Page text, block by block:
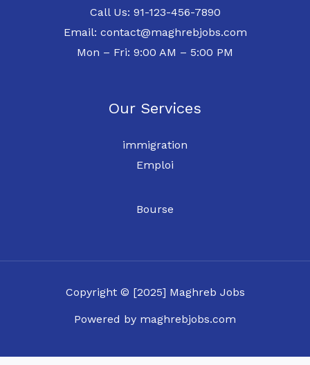
Call Us: 91-123-456-7890
Email: contact@maghrebjobs.com
Mon – Fri: 9:00 AM – 5:00 PM
Our Services
immigration
Emploi
Bourse
Copyright © [2025] Maghreb Jobs
Powered by maghrebjobs.com